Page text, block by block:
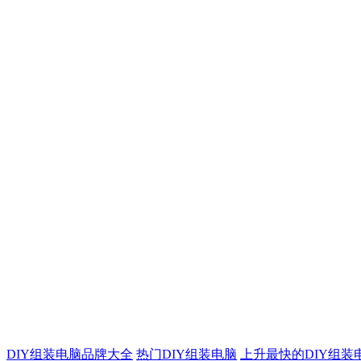
DIY组装电脑品牌大全 热门DIY组装电脑 上升最快的DIY组装